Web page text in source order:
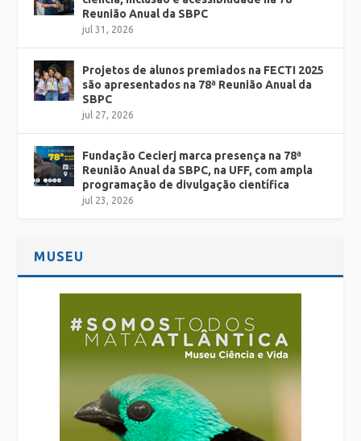
Reunião Anual da SBPC
jul 31, 2026
Projetos de alunos premiados na FECTI 2025
são apresentados na 78ª Reunião Anual da
SBPC
jul 27, 2026
Fundação Cecierj marca presença na 78ª
Reunião Anual da SBPC, na UFF, com ampla
programação de divulgação científica
jul 23, 2026
MUSEU